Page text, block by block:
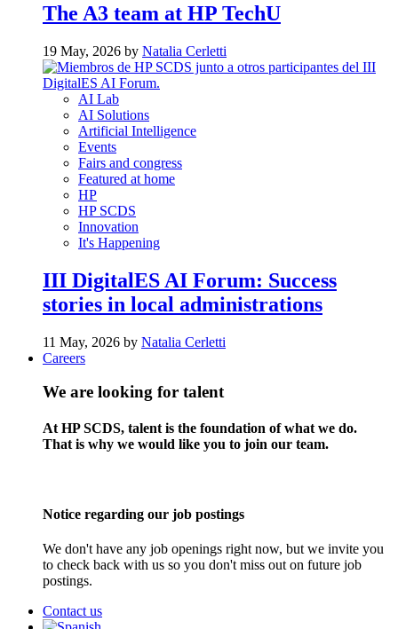
The A3 team at HP TechU
19 May, 2026 by Natalia Cerletti
AI Lab
AI Solutions
Artificial Intelligence
Events
Fairs and congress
Featured at home
HP
HP SCDS
Innovation
It's Happening
III DigitalES AI Forum: Success
stories in local administrations
11 May, 2026 by Natalia Cerletti
Careers
We are looking for talent
At HP SCDS, talent is the foundation of what we do.
That is why we would like you to join our team.
Notice regarding our job postings
We don't have any job openings right now, but we invite you
to check back with us so you don't miss out on future job
postings.
Contact us